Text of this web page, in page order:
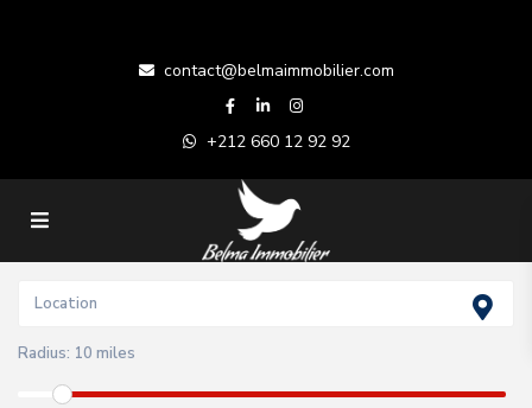
contact@belmaimmobilier.com
+212 660 12 92 92
Radius: 10 miles